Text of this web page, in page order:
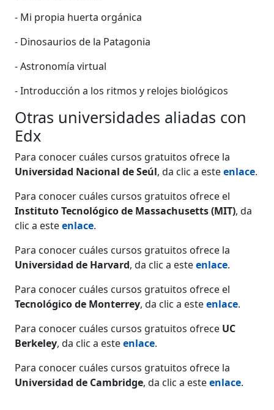
- Mi propia huerta orgánica
- Dinosaurios de la Patagonia
- Astronomía virtual
- Introducción a los ritmos y relojes biológicos
Otras universidades aliadas con
Edx
Para conocer cuáles cursos gratuitos ofrece la
Universidad Nacional de Seúl, da clic a esteenlace.
Para conocer cuáles cursos gratuitos ofrece el
Instituto Tecnológico de Massachusetts (MIT), da
clic a esteenlace.
Para conocer cuáles cursos gratuitos ofrece la
Universidad de Harvard, da clic a esteenlace.
Para conocer cuáles cursos gratuitos ofrece el
Tecnológico de Monterrey, da clic a esteenlace.
Para conocer cuáles cursos gratuitos ofrece UC
Berkeley, da clic a esteenlace.
Para conocer cuáles cursos gratuitos ofrece la
Universidad de Cambridge, da clic a esteenlace.